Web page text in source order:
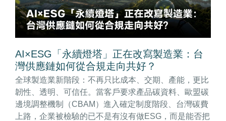
AI×ESG「永續燈塔」正在改寫製造業：台
灣供應鏈如何從合規走向共好？
全球製造業新階段：不再只比成本、交期、產能，更比
韌性、透明、可信任。當客戶要求產品碳資料、歐盟碳
邊境調整機制（CBAM）進入確定制度階段、台灣碳費
上路，企業被檢驗的已不是有沒有做ESG，而是能否把